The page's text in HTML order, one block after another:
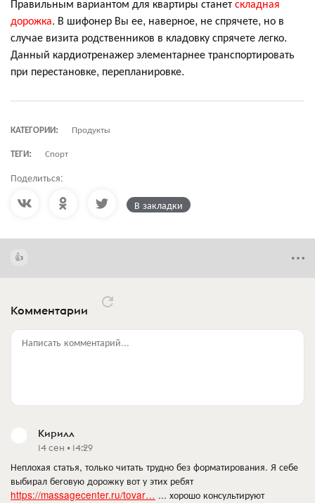
дорожка. В шифонер Вы ее, наверное, не спрячете, но в
случае визита родственников в кладовку спрячете легко.
Данный кардиотренажер элементарнее транспортировать
при перестановке, перепланировке.
КАТЕГОРИИ:
Продукты
ТЕГИ:
Спорт
Поделиться:
В закладки
Комментарии
Написать комментарий...
Кирилл
14 сен • 14:29
Неплохая статья, только читать трудно без форматирования. Я себе
выбирал беговую дорожку вот у этих ребят
https://massagecenter.ru/tovar… ... хорошо консультируют